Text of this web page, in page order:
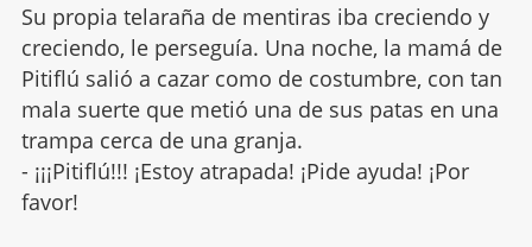
Su propia telaraña de mentiras iba creciendo y
creciendo, le perseguía. Una noche, la mamá de
Pitiflú salió a cazar como de costumbre, con tan
mala suerte que metió una de sus patas en una
trampa cerca de una granja.
- ¡¡¡Pitiflú!!! ¡Estoy atrapada! ¡Pide ayuda! ¡Por
favor!